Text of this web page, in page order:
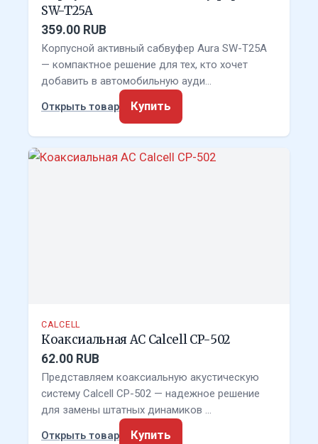
SW-T25A
359.00 RUB
Корпусной активный сабвуфер Aura SW-T25A
— компактное решение для тех, кто хочет
добавить в автомобильную ауди…
Открыть товар
Купить
CALCELL
Коаксиальная АС Calcell CP-502
62.00 RUB
Представляем коаксиальную акустическую
систему Calcell CP-502 — надежное решение
для замены штатных динамиков …
Открыть товар
Купить